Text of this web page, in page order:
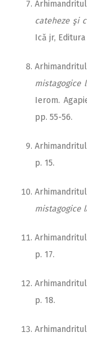
cateheze şi
Ică jr, Editura
mistagogice
Ierom.
pp. 55-56.
p. 15.
mistagogice
p. 17.
p. 18.